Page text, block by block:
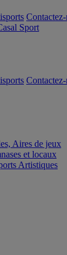
Aires de jeux
et locaux
Artistiques